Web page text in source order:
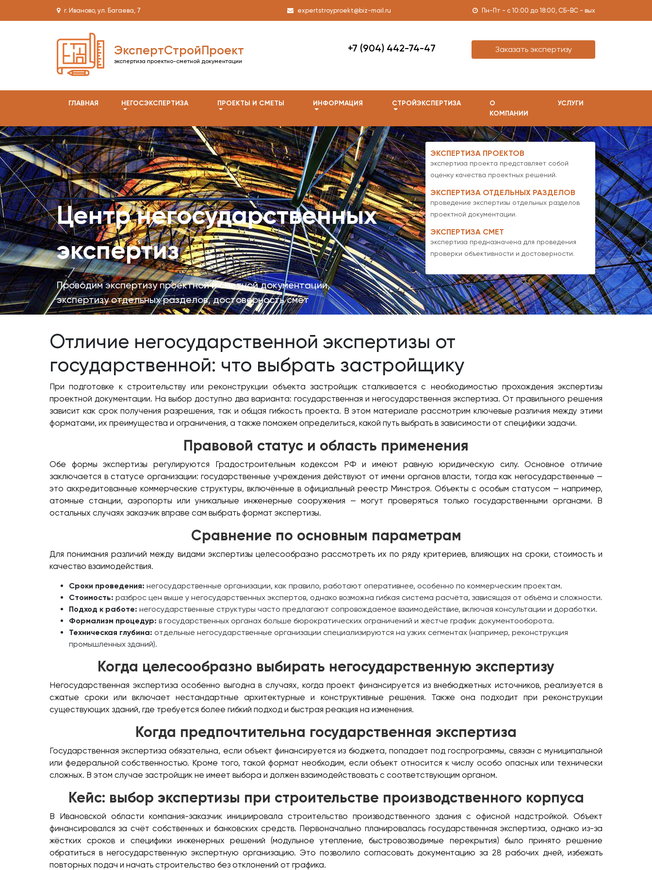
г. Иваново, ул. Багаева, 7 expertstroyproekt@biz-mail.ru Пн-Пт - с 10:00 до 18:00, СБ-ВС - вых
ЭкспертСтройПроект
экспертиза проектно-сметной документации
+7 (904) 442-74-47 Заказать экспертизу
ГЛАВНАЯ НЕГОСЭКСПЕРТИЗА ПРОЕКТЫ И СМЕТЫ ИНФОРМАЦИЯ СТРОЙЭКСПЕРТИЗА
О
КОМПАНИИ
УСЛУГИ
Центр негосударственных
экспертиз
Проводим экспертизу проектной и сметной документации,
экспертизу отдельных разделов, достоверность смет
ЭКСПЕРТИЗА ПРОЕКТОВ
экспертиза проекта представляет собой
оценку качества проектных решений.
ЭКСПЕРТИЗА ОТДЕЛЬНЫХ РАЗДЕЛОВ
проведение экспертизы отдельных разделов
проектной документации.
ЭКСПЕРТИЗА СМЕТ
экспертиза предназначена для проведения
проверки объективности и достоверности.
Отличие негосударственной экспертизы от
государственной: что выбрать застройщику
При подготовке к строительству или реконструкции объекта застройщик сталкивается с необходимостью прохождения экспертизы
проектной документации. На выбор доступно два варианта: государственная и негосударственная экспертиза. От правильного решения
зависит как срок получения разрешения, так и общая гибкость проекта. В этом материале рассмотрим ключевые различия между этими
форматами, их преимущества и ограничения, а также поможем определиться, какой путь выбрать в зависимости от специфики задачи.
Правовой статус и область применения
Обе формы экспертизы регулируются Градостроительным кодексом РФ и имеют равную юридическую силу. Основное отличие
заключается в статусе организации: государственные учреждения действуют от имени органов власти, тогда как негосударственные —
это аккредитованные коммерческие структуры, включённые в официальный реестр Минстроя. Объекты с особым статусом — например,
атомные станции, аэропорты или уникальные инженерные сооружения — могут проверяться только государственными органами. В
остальных случаях заказчик вправе сам выбрать формат экспертизы.
Сравнение по основным параметрам
Для понимания различий между видами экспертизы целесообразно рассмотреть их по ряду критериев, влияющих на сроки, стоимость и
качество взаимодействия.
Сроки проведения: негосударственные организации, как правило, работают оперативнее, особенно по коммерческим проектам.
Стоимость: разброс цен выше у негосударственных экспертов, однако возможна гибкая система расчёта, зависящая от объёма и сложности.
Подход к работе: негосударственные структуры часто предлагают сопровождаемое взаимодействие, включая консультации и доработки.
Формализм процедур: в государственных органах больше бюрократических ограничений и жёстче график документооборота.
Техническая глубина: отдельные негосударственные организации специализируются на узких сегментах (например, реконструкция
промышленных зданий).
Когда целесообразно выбирать негосударственную экспертизу
Негосударственная экспертиза особенно выгодна в случаях, когда проект финансируется из внебюджетных источников, реализуется в
сжатые сроки или включает нестандартные архитектурные и конструктивные решения. Также она подходит при реконструкции
существующих зданий, где требуется более гибкий подход и быстрая реакция на изменения.
Когда предпочтительна государственная экспертиза
Государственная экспертиза обязательна, если объект финансируется из бюджета, попадает под госпрограммы, связан с муниципальной
или федеральной собственностью. Кроме того, такой формат необходим, если объект относится к числу особо опасных или технически
сложных. В этом случае застройщик не имеет выбора и должен взаимодействовать с соответствующим органом.
Кейс: выбор экспертизы при строительстве производственного корпуса
В Ивановской области компания-заказчик инициировала строительство производственного здания с офисной надстройкой. Объект
финансировался за счёт собственных и банковских средств. Первоначально планировалась государственная экспертиза, однако из-за
жёстких сроков и специфики инженерных решений (модульное утепление, быстровозводимые перекрытия) было принято решение
обратиться в негосударственную экспертную организацию. Это позволило согласовать документацию за 28 рабочих дней, избежать
повторных подач и начать строительство без отклонений от графика.